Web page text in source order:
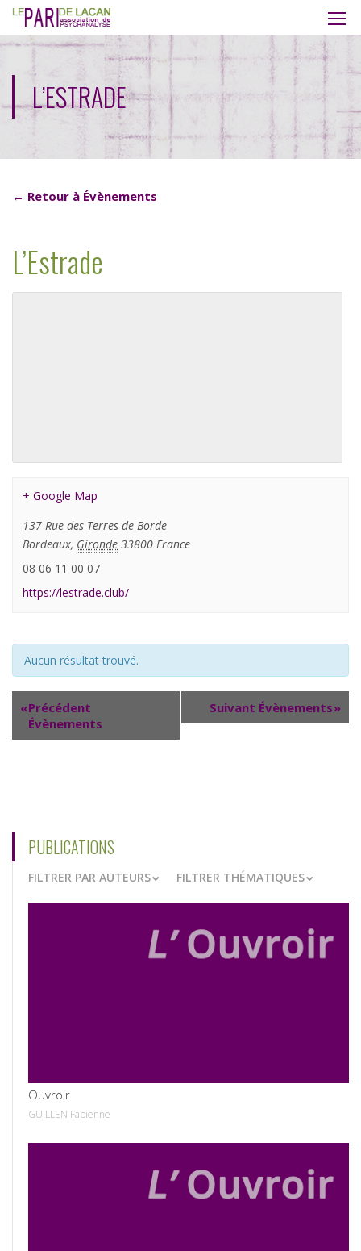
L’ESTRADE
← Retour à Évènements
L’Estrade
+ Google Map
137 Rue des Terres de Borde
Bordeaux, Gironde 33800 France
08 06 11 00 07
https://lestrade.club/
Aucun résultat trouvé.
«Précédent
Évènements
Suivant Évènements»
PUBLICATIONS
FILTRER PAR AUTEURS FILTRER THÉMATIQUES
Ouvroir
GUILLEN Fabienne